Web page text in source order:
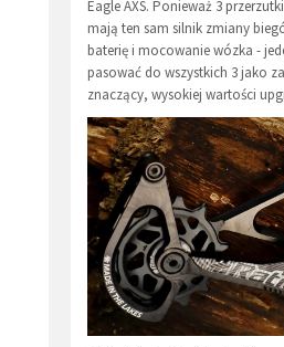
Eagle AXS. Ponieważ 3 przerzutki
mają ten sam silnik zmiany
baterię i mocowanie wózka -
pasować do wszystkich 3 jako
znaczący, wysokiej wartości